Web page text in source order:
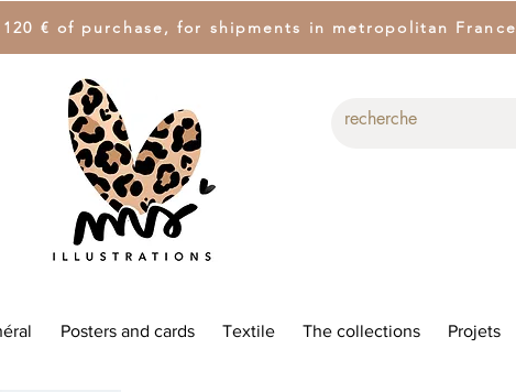
€ of purchase, for shipments in metropolitan France
Posters and cards Textile The collections Projets